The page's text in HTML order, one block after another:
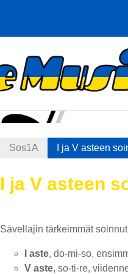
Sos1A I ja V asteen
I ja V asteen
Osion
Sävellajin tärkeimmät
I aste, do-mi-so,
V aste, so-ti-re,